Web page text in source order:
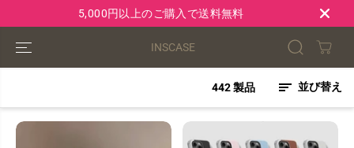
コンテンツにス5,000円以上のご購入で送料無料
INSCASE
442 製品 並び替え